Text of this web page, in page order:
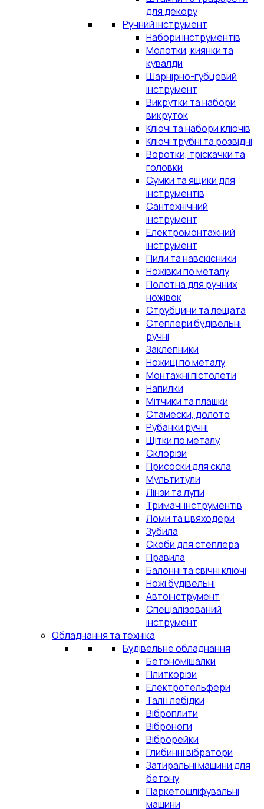
для декору
Ручний інструмент
Набори інструментів
Молотки, киянки та
кувалди
Шарнірно-губцевий
інструмент
Викрутки та набори
викруток
Ключі та набори ключів
Ключі трубні та розвідні
Воротки, тріскачки та
головки
Сумки та ящики для
інструментів
Сантехнічний
інструмент
Електромонтажний
інструмент
Пили та навскісники
Ножівки по металу
Полотна для ручних
ножівок
Струбцини та лещата
Степлери будівельні
ручні
Заклепники
Ножиці по металу
Монтажні пістолети
Напилки
Мітчики та плашки
Стамески, долото
Рубанки ручні
Щітки по металу
Склорізи
Присоски для скла
Мультитули
Лінзи та лупи
Тримачі інструментів
Ломи та цвяходери
Зубила
Скоби для степлера
Правила
Балонні та свічні ключі
Ножі будівельні
Автоінструмент
Спеціалізований
інструмент
Обладнання та техніка
Будівельне обладнання
Бетономішалки
Плиткорізи
Електротельфери
Талі і лебідки
Віброплити
Віброноги
Віброрейки
Глибинні вібратори
Затиральні машини для
бетону
Паркетошліфувальні
машини